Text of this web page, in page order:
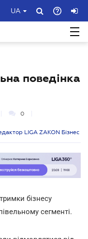
UA
поведінка
0
LIGA ZAKON Бізнес
бізнесу
сегменті.